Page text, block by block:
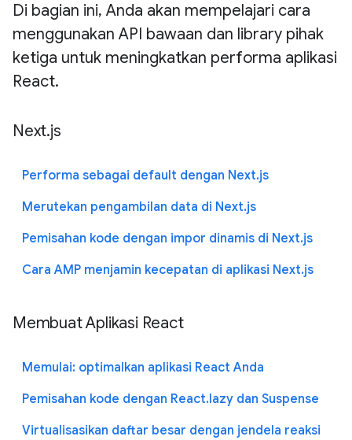
Di bagian ini, Anda akan mempelajari cara
menggunakan API bawaan dan library pihak
ketiga untuk meningkatkan performa aplikasi
React.
Next.js
Performa sebagai default dengan Next.js
Merutekan pengambilan data di Next.js
Pemisahan kode dengan impor dinamis di Next.js
Cara AMP menjamin kecepatan di aplikasi Next.js
Membuat Aplikasi React
Memulai: optimalkan aplikasi React Anda
Pemisahan kode dengan React.lazy dan Suspense
Virtualisasikan daftar besar dengan jendela reaksi